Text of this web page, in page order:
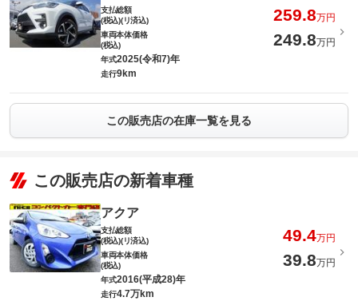
支払総額
(税込)(リ済込)
259.8万円
車両本体価格
(税込)
249.8万円
年式2025(令和7)年
走行9km
この販売店の在庫一覧を見る
この販売店の新着車種
アクア
支払総額
(税込)(リ済込)
49.4万円
車両本体価格
(税込)
39.8万円
年式2016(平成28)年
走行4.7万km